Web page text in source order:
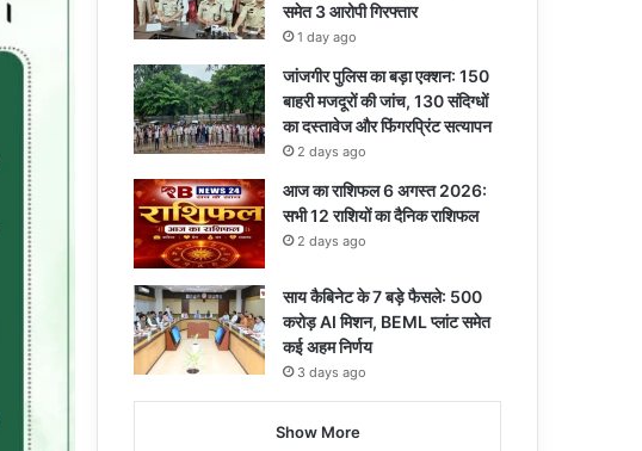
समेत 3 आरोपी गिरफ्तार
1 day ago
जांजगीर पुलिस का बड़ा एक्शन: 150
बाहरी मजदूरों की जांच, 130 संदिग्धों
का दस्तावेज और फिंगरप्रिंट सत्यापन
2 days ago
आज का राशिफल 6 अगस्त 2026:
सभी 12 राशियों का दैनिक राशिफल
2 days ago
साय कैबिनेट के 7 बड़े फैसले: 500
करोड़ AI मिशन, BEML प्लांट समेत
कई अहम निर्णय
3 days ago
Show More